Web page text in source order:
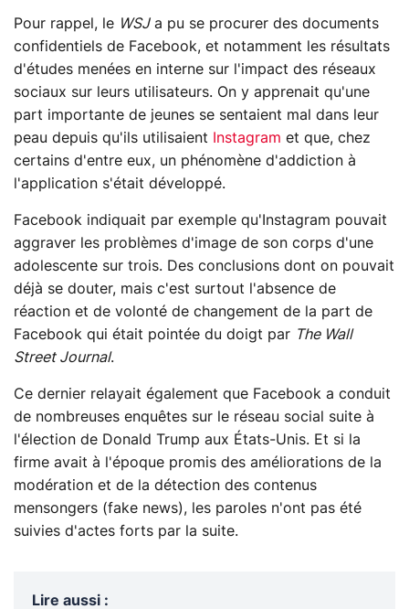
Pour rappel, le WSJa pu se procurer des documents
confidentiels de Facebook, et notamment les résultats
d'études menées en interne sur l'impact des réseaux
sociaux sur leurs utilisateurs. On y apprenait qu'une
part importante de jeunes se sentaient mal dans leur
peau depuis qu'ils utilisaient
Instagram et que, chez
certains d'entre eux, un phénomène d'addiction à
l'application s'était développé.
Facebook indiquait par exemple qu'Instagram pouvait
aggraver les problèmes d'image de son corps d'une
adolescente sur trois. Des conclusions dont on pouvait
déjà se douter, mais c'est surtout l'absence de
réaction et de volonté de changement de la part de
Facebook qui était pointée du doigt par The Wall
Street Journal.
Ce dernier relayait également que Facebook a conduit
de nombreuses enquêtes sur le réseau social suite à
l'élection de Donald Trump aux États-Unis. Et si la
firme avait à l'époque promis des améliorations de la
modération et de la détection des contenus
mensongers (fake news), les paroles n'ont pas été
suivies d'actes forts par la suite.
Lire aussi :